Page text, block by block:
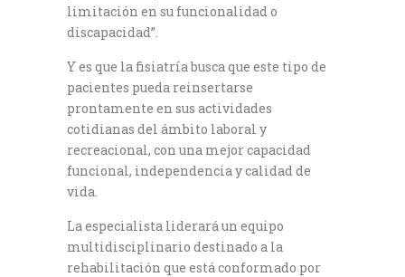
limitación en su funcionalidad o
discapacidad”.
Y es que la fisiatría busca que este tipo de
pacientes pueda reinsertarse
prontamente en sus actividades
cotidianas del ámbito laboral y
recreacional, con una mejor capacidad
funcional, independencia y calidad de
vida.
La especialista liderará un equipo
multidisciplinario destinado a la
rehabilitación que está conformado por